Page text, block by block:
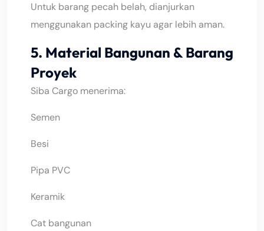
Untuk barang pecah belah, dianjurkan
menggunakan packing kayu agar lebih aman.
5. Material Bangunan & Barang
Proyek
Siba Cargo menerima:
Semen
Besi
Pipa PVC
Keramik
Cat bangunan